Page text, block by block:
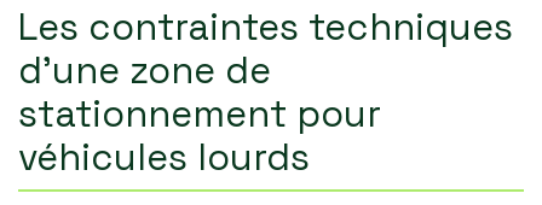
Les contraintes techniques
d'une zone de
stationnement pour
véhicules lourds